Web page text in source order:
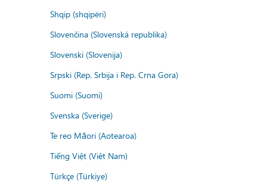
Shqip (shqipëri)
Slovenčina (Slovenská republika)
Slovenski (Slovenija)
Srpski (Rep. Srbija i Rep. Crna Gora)
Suomi (Suomi)
Svenska (Sverige)
Te reo Māori (Aotearoa)
Tiếng Việt (Việt Nam)
Türkçe (Türkiye)